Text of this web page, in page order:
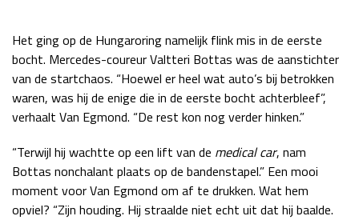
Kwalificatie
za 22:00 - 23:00
LAS VEGAS GRAND PRIX 2026 20 - 22 nov
Kwalificatie
za 05:00 - 06:00
Race
zo 05:00 - 07:00
GP ABU DHABI 2026
Het ging op de Hungaroring namelijk flink mis in de eerste
bocht. Mercedes-coureur Valtteri Bottas was de aanstichter
van de startchaos. “Hoewel er heel wat auto’s bij betrokken
waren, was hij de enige die in de eerste bocht achterbleef”,
verhaalt Van Egmond. “De rest kon nog verder hinken.”
“Terwijl hij wachtte op een lift van de medical car, nam
Bottas nonchalant plaats op de bandenstapel.” Een mooi
moment voor Van Egmond om af te drukken. Wat hem
opviel? “Zijn houding. Hij straalde niet echt uit dat hij baalde.